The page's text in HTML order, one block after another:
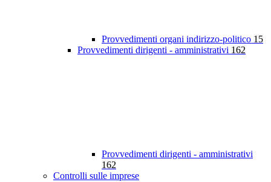
Provvedimenti organi indirizzo-politico 15
Provvedimenti dirigenti - amministrativi 162
Provvedimenti dirigenti - amministrativi
162
Controlli sulle imprese